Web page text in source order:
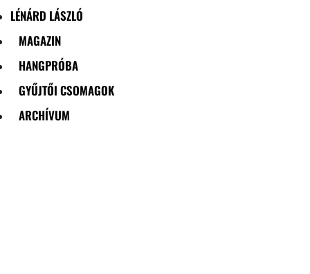
LÉNÁRD LÁSZLÓ
MAGAZIN
HANGPRÓBA
GYŰJTŐI CSOMAGOK
ARCHÍVUM